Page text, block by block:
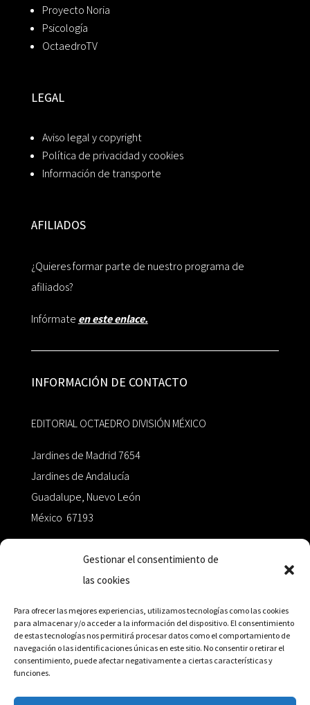
Gestionar el consentimiento de
las cookies
Para ofrecer las mejores experiencias, utilizamos tecnologías como las cookies
para almacenar y/o acceder a la información del dispositivo. El consentimiento
de estas tecnologías nos permitirá procesar datos como el comportamiento de
navegación o las identificaciones únicas en este sitio. No consentir o retirar el
consentimiento, puede afectar negativamente a ciertas características y
funciones.
Proyecto Noria
Psicología
OctaedroTV
LEGAL
Aviso legal y copyright
Política de privacidad y cookies
Información de transporte
AFILIADOS
¿Quieres formar parte de nuestro programa de
afiliados?
Infórmate en este enlace.
INFORMACIÓN DE CONTACTO
EDITORIAL OCTAEDRO DIVISIÓN MÉXICO
Jardines de Madrid 7654
Jardines de Andalucía
Guadalupe, Nuevo León
México 67193
+52 811.499.5638
RED DE DISTRIBUCIÓN
Distribuidores en México y Octaedro internacional